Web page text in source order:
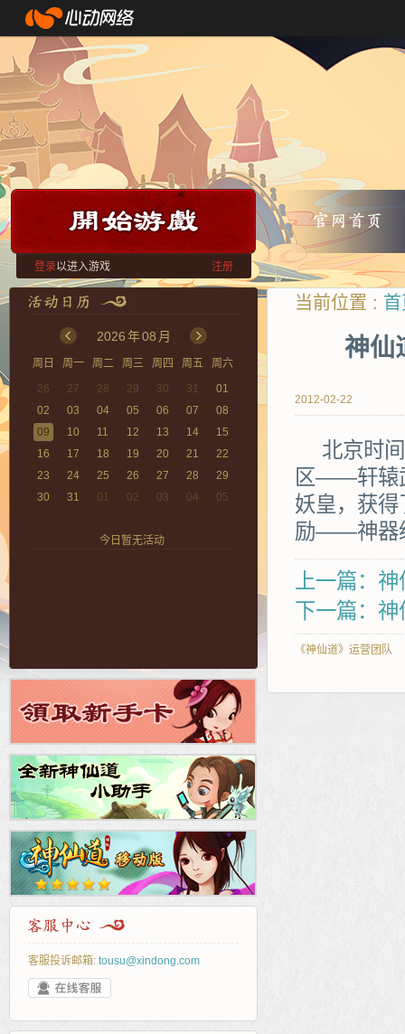
登录以进入游戏 注册
2026年08 月
周日 周一 周二 周三 周四 周五
周六
26
27 28 29 30 31
01
02
03 04 05 06 07
08
09
10 11 12 13 14
15
16
17 18 19 20 21
22
23
24 25 26 27 28
29
30
31 01 02 03 04 05
今日暂无活动
客服投诉邮箱: tousu@xindong.com
当前位置 :
神仙
2012-02-22
北京时间
区——轩辕
妖皇，获得
励——神器
上一篇：
下一篇：
《神仙道》运营团队